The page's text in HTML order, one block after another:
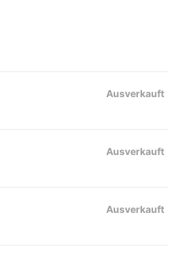
Ausverkauft
Ausverkauft
Ausverkauft